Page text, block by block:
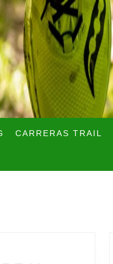
CARRERAS TRAIL